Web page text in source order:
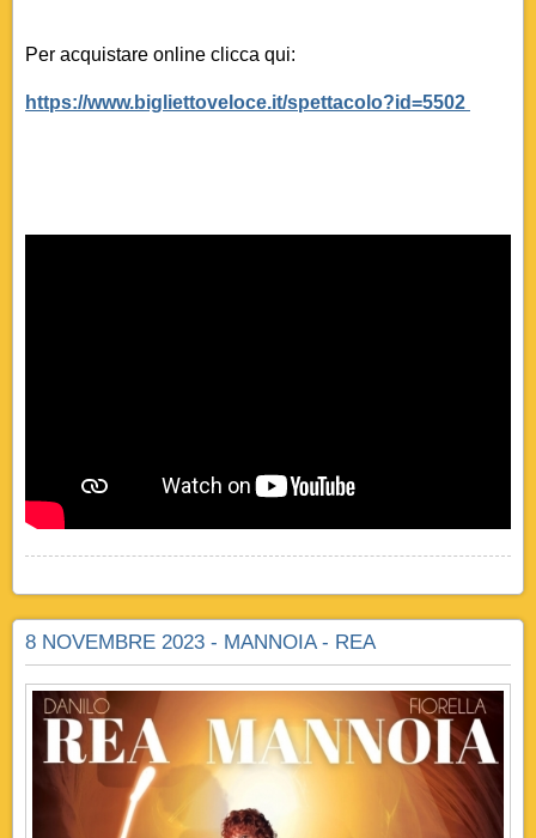
Per acquistare online clicca qui:
https://www.bigliettoveloce.it/spettacolo?id=5502
8 NOVEMBRE 2023 - MANNOIA - REA